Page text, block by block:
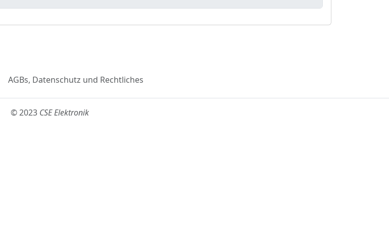
AGBs, Datenschutz und Rechtliches
© 2023 CSE Elektronik